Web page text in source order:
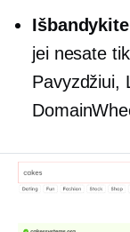
jei nesate
Pavyzdžiui,